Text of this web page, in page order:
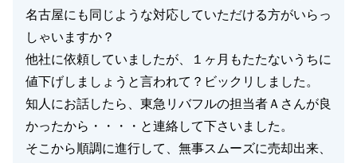
名古屋にも同じような対応していただける方がいらっ
しゃいますか？
他社に依頼していましたが、１ヶ月もたたないうちに
値下げしましょうと言われて？ビックリしました。
知人にお話したら、東急リバフルの担当者Ａさんが良
かったから・・・・と連絡して下さいました。
そこから順調に進行して、無事スムーズに売却出来、